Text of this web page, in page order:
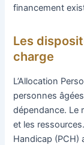
financement
Les
charge
L’Allocation
personnes
dépendance. Le
et les
Handicap (PCH)